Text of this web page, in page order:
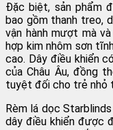
Đặc biệt, sản phẩm
bao gồm thanh treo,
vận hành mượt mà
hợp kim nhôm sơn
cao. Dây điều khiển
của Châu Âu, đồng
tuyệt đối cho trẻ nhỏ
Rèm lá dọc
dây điều khiển được